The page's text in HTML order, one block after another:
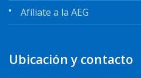
Afíliate a la AEG
Ubicación y contacto